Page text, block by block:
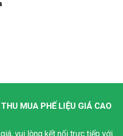
THU MUA PHẾ LIỆU GIÁ CAO
vui lòng kết nối trực tiếp với